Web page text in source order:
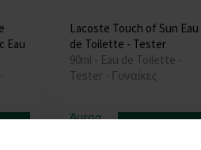
Eau
Lacoste Touch of Sun Eau
de Toilette - Tester
90ml - Eau de Toilette -
Tester - Γυναίκες
Άμεσα